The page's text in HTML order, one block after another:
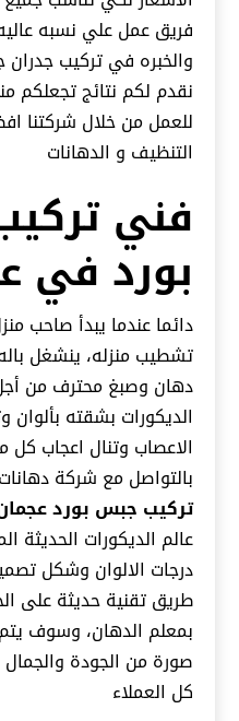
فريق عمل علي نسبه
والخبره في تركيب
نقدم لكم نتائج تجعلكم
للعمل من خلال شركتنا
التنظيف و الدهانات
فني
بورد في
دائما عندما يبدأ صاحب
تشطيب منزله، ينشغل
دهان وصبغ محترف من
الديكورات بشقته
الاعصاب وتنال اعجاب كل
بالتواصل مع شركة
تركيب جبس بورد
عالم الديكورات الحديثة
درجات الالوان وشكل
طريق تقنية حديثة على
بمعلم الدهان، وسوف
صورة من الجودة والجمال
كل العملاء